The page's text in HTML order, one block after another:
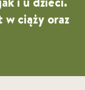
w ciąży oraz